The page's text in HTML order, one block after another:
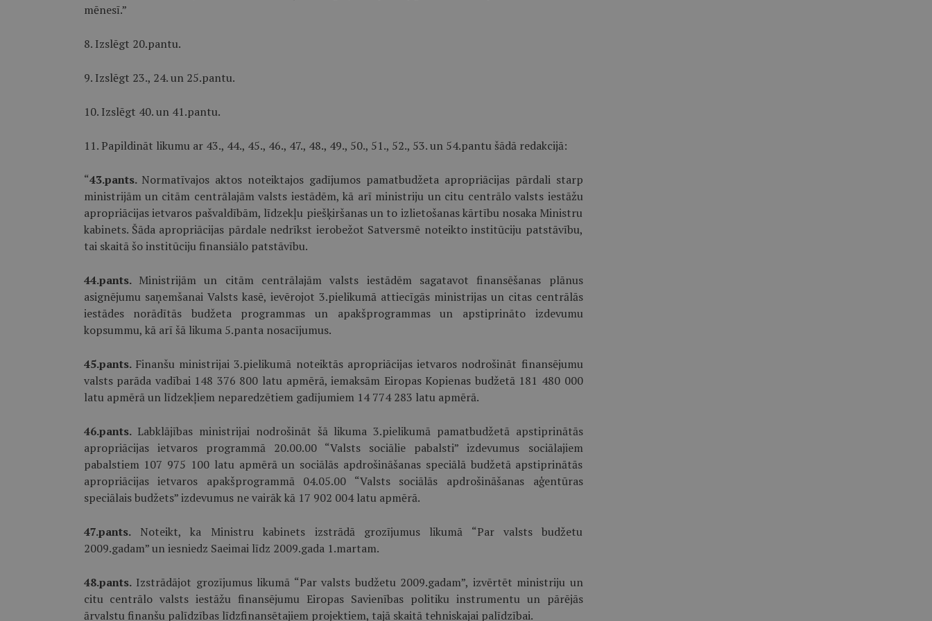
mēnesī.”
8. Izslēgt 20.pantu.
9. Izslēgt 23., 24. un 25.pantu.
10. Izslēgt 40. un 41.pantu.
11. Papildināt likumu ar 43., 44., 45., 46., 47., 48., 49., 50., 51., 52., 53. un 54.pantu šādā redakcijā:
“43.pants. Normatīvajos aktos noteiktajos gadījumos pamatbudžeta apropriācijas pārdali starp
ministrijām un citām centrālajām valsts iestādēm, kā arī ministriju un citu centrālo valsts iestāžu
apropriācijas ietvaros pašvaldībām, līdzekļu piešķiršanas un to izlietošanas kārtību nosaka Ministru
kabinets. Šāda apropriācijas pārdale nedrīkst ierobežot Satversmē noteikto institūciju patstāvību,
tai skaitā šo institūciju finansiālo patstāvību.
44.pants. Ministrijām un citām centrālajām valsts iestādēm sagatavot finansēšanas plānus
asignējumu saņemšanai Valsts kasē, ievērojot 3.pielikumā attiecīgās ministrijas un citas centrālās
iestādes norādītās budžeta programmas un apakšprogrammas un apstiprināto izdevumu
kopsummu, kā arī šā likuma 5.panta nosacījumus.
45.pants. Finanšu ministrijai 3.pielikumā noteiktās apropriācijas ietvaros nodrošināt finansējumu
valsts parāda vadībai 148 376 800 latu apmērā, iemaksām Eiropas Kopienas budžetā 181 480 000
latu apmērā un līdzekļiem neparedzētiem gadījumiem 14 774 283 latu apmērā.
46.pants.Labklājības ministrijai nodrošināt šā likuma 3.pielikumā pamatbudžetā apstiprinātās
apropriācijas ietvaros programmā 20.00.00 “Valsts sociālie pabalsti” izdevumus sociālajiem
pabalstiem 107 975 100 latu apmērā un sociālās apdrošināšanas speciālā budžetā apstiprinātās
apropriācijas ietvaros apakšprogrammā 04.05.00 “Valsts sociālās apdrošināšanas aģentūras
speciālais budžets” izdevumus ne vairāk kā 17 902 004 latu apmērā.
47.pants.Noteikt, ka Ministru kabinets izstrādā grozījumus likumā “Par valsts budžetu
2009.gadam” un iesniedz Saeimai līdz 2009.gada 1.martam.
48.pants.Izstrādājot grozījumus likumā “Par valsts budžetu 2009.gadam”, izvērtēt ministriju un
citu centrālo valsts iestāžu finansējumu Eiropas Savienības politiku instrumentu un pārējās
ārvalstu finanšu palīdzības līdzfinansētajiem projektiem, tajā skaitā tehniskajai palīdzībai.